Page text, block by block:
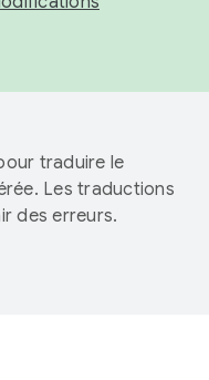
traduire le
Les traductions
des erreurs.